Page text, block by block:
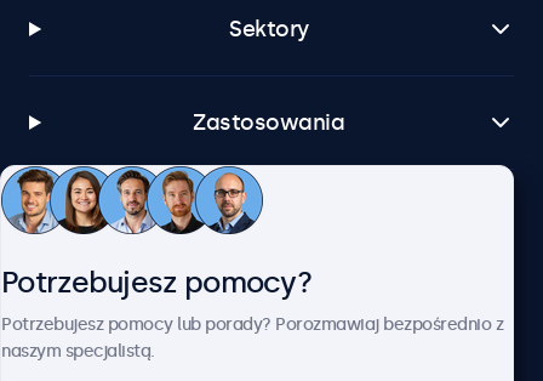
Sektory
Zastosowania
Obsługa klienta
Potrzebujesz pomocy?
Potrzebujesz pomocy lub porady? Porozmawiaj bezpośrednio z
naszym specjalistą.